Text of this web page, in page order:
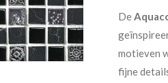
De
motieven
fijne